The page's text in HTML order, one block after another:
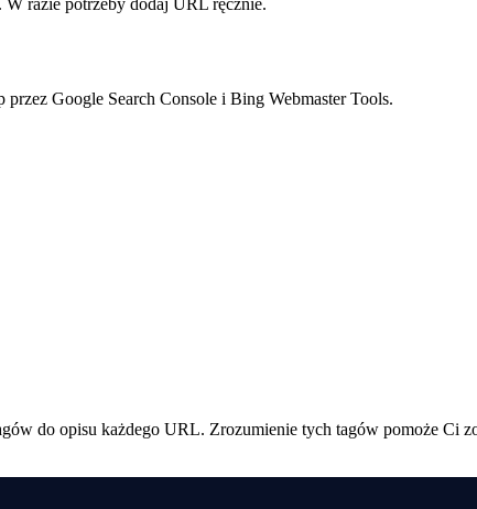
Google Search Console i Bing Webmaster Tools.
do opisu każdego URL. Zrozumienie tych tagów pomoże Ci